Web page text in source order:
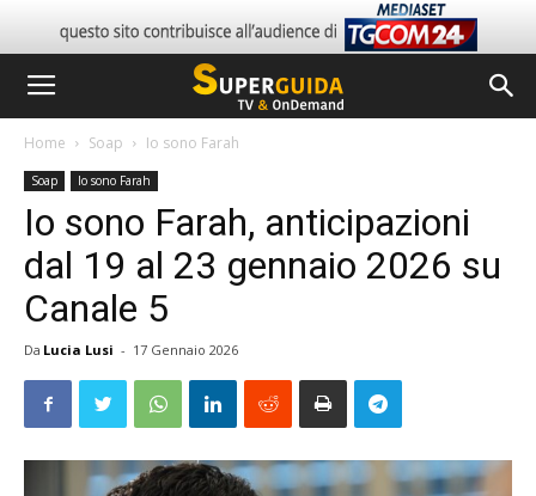
Home Soap Io sono Farah
Soap Io sono Farah
Io sono Farah, anticipazioni
dal 19 al 23 gennaio 2026 su
Canale 5
Da Lucia Lusi - 17 Gennaio 2026